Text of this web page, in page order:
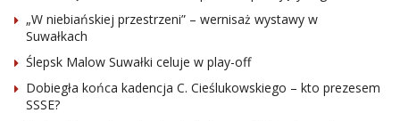
„W niebiańskiej przestrzeni” – wernisaż wystawy w
Suwałkach
Ślepsk Malow Suwałki celuje w play-off
Dobiegła końca kadencja C. Cieślukowskiego – kto prezesem
SSSE?